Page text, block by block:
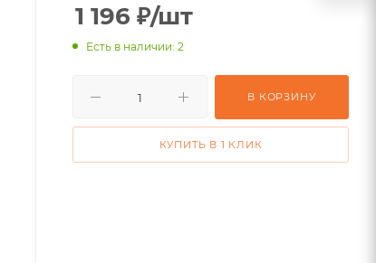
1 196 ₽/шт
Есть в наличии: 2
В КОРЗИНУ
КУПИТЬ В 1 КЛИК